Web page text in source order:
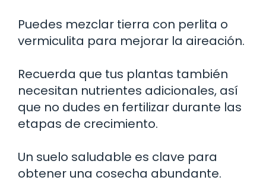
Puedes mezclar tierra con perlita o
vermiculita para mejorar la aireación.
Recuerda que tus plantas también
necesitan nutrientes adicionales, así
que no dudes en fertilizar durante las
etapas de crecimiento.
Un suelo saludable es clave para
obtener una cosecha abundante.